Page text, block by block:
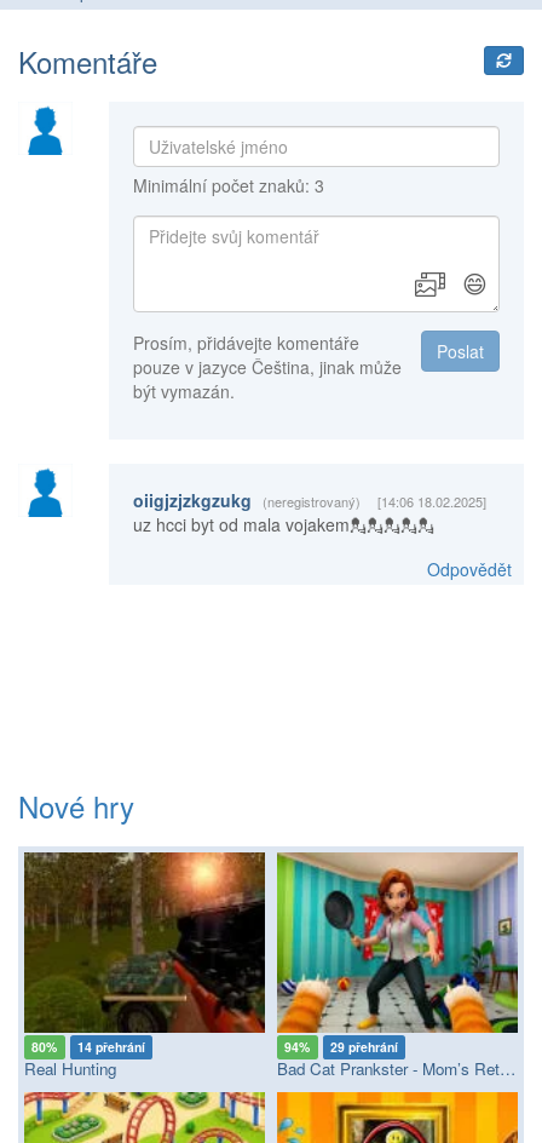
Komentáře
Minimální počet znaků: 3
😄
Poslat
Prosím, přidávejte komentáře
pouze v jazyce Čeština, jinak může
být vymazán.
oiigjzjzkgzukg (neregistrovaný) [14:06 18.02.2025]
uz hcci byt od mala vojakem💂💂💂💂💂
Odpovědět
Nové hry
80% 14 přehrání
Real Hunting
94% 29 přehrání
Bad Cat Prankster - Mom’s Return